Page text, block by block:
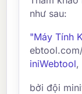
như sau:
"Máy Tính
iniWebtool,
bởi đội